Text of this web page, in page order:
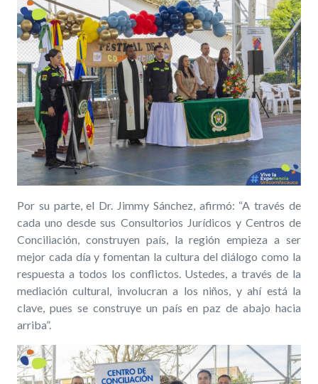
Por su parte,el Dr. Jimmy Sánchez, afirmó: “A través de
cada uno desde sus Consultorios Jurídicos y Centros de
Conciliación, construyen país, la región empieza a ser
mejor cada día y fomentan la cultura del diálogo como la
respuesta a todos los conflictos. Ustedes, a través de la
mediación cultural, involucran a los niños, y ahí está la
clave, pues se construye un país en paz de abajo hacia
arriba”.